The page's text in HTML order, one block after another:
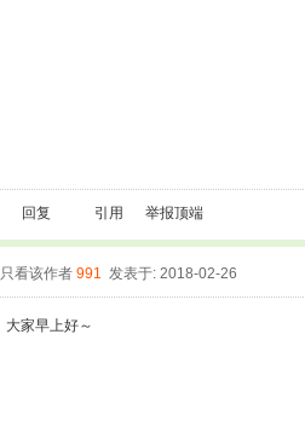
回复 引用 举报顶端
只看该作者 991 发表于: 2018-02-26
大家早上好～